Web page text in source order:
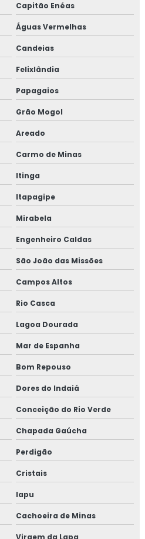
Capitão Enéas
Águas Vermelhas
Candeias
Felixlândia
Papagaios
Grão Mogol
Areado
Carmo de Minas
Itinga
Itapagipe
Mirabela
Engenheiro Caldas
São João das Missões
Campos Altos
Rio Casca
Lagoa Dourada
Mar de Espanha
Bom Repouso
Dores do Indaiá
Conceição do Rio Verde
Chapada Gaúcha
Perdigão
Cristais
Iapu
Cachoeira de Minas